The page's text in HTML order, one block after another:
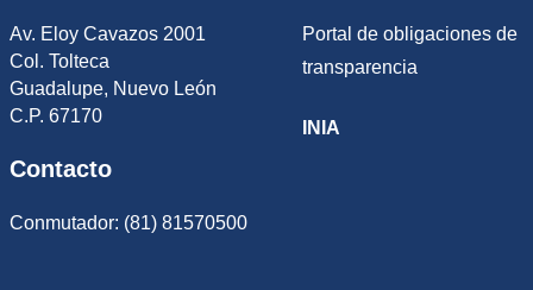
Av. Eloy Cavazos 2001
Col. Tolteca
Guadalupe, Nuevo León
C.P. 67170
Contacto
Conmutador: (81) 81570500
Portal de obligaciones de
transparencia
INIA